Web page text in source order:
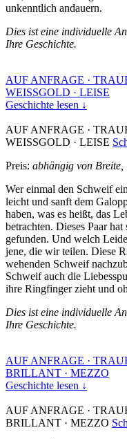
unkenntlich andauern.
Dies ist eine individuelle
Ihre Geschichte.
AUF ANFRAGE ·
WEISSGOLD · LEISE
Geschichte lesen ↓
AUF ANFRAGE ·
WEISSGOLD · LEISE
Preis: abhängig von Breite,
Wer einmal den Schweif
leicht und sanft dem
haben, was es heißt, das
betrachten. Dieses Paar
gefunden. Und welch
jene, die wir teilen. Diese
wehenden Schweif
Schweif auch die
ihre Ringfinger zieht und
Dies ist eine individuelle
Ihre Geschichte.
AUF ANFRAGE ·
BRILLANT · MEZZO
Geschichte lesen ↓
AUF ANFRAGE ·
BRILLANT · MEZZO